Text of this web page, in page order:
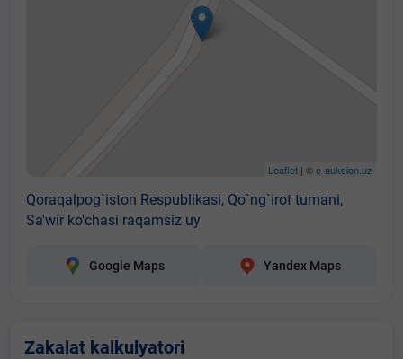
Leaflet | ©e-auksion.uz
Qoraqalpog`iston Respublikasi, Qo`ng`irot tumani,
Sa'wir ko'chasi raqamsiz uy
Google Maps Yandex Maps
Zakalat kalkulyatori